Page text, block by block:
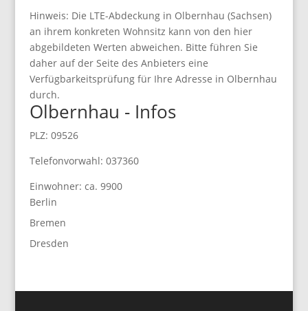
Hinweis: Die LTE-Abdeckung in Olbernhau (Sachsen)
an ihrem konkreten Wohnsitz kann von den hier
abgebildeten Werten abweichen. Bitte führen Sie
daher auf der Seite des Anbieters eine
Verfügbarkeitsprüfung für Ihre Adresse in Olbernhau
durch.
Olbernhau - Infos
PLZ: 09526
Telefonvorwahl: 037360
Einwohner: ca. 9900
Berlin
Bremen
Dresden